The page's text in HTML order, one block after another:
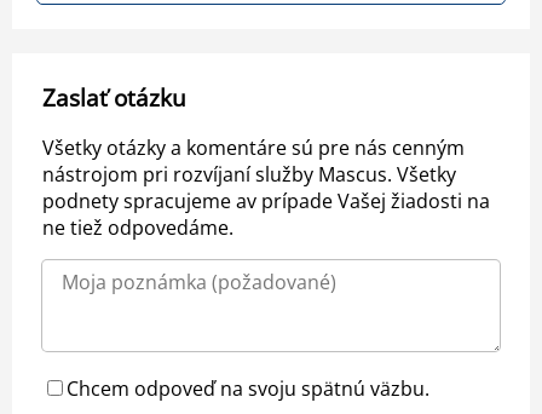
Zaslať otázku
Všetky otázky a komentáre sú pre nás cenným
nástrojom pri rozvíjaní služby Mascus. Všetky
podnety spracujeme av prípade Vašej žiadosti na
ne tiež odpovedáme.
Chcem odpoveď na svoju spätnú väzbu.